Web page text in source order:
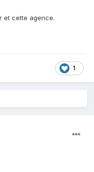
et cette agence.
1